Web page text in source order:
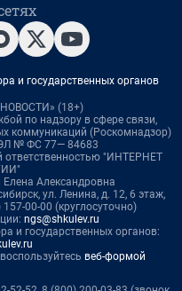
и государственных органов
(18+)
по надзору в сфере связи,
коммуникаций (Роскомнадзор)
№ ФС 77— 84683
ответственностью "ИНТЕРНЕТ
Александровна
ул. Ленина, д. 12, 6 этаж,
00-00 (круглосуточно)
ngs@shkulev.ru
и государственных органов:
веб-формой